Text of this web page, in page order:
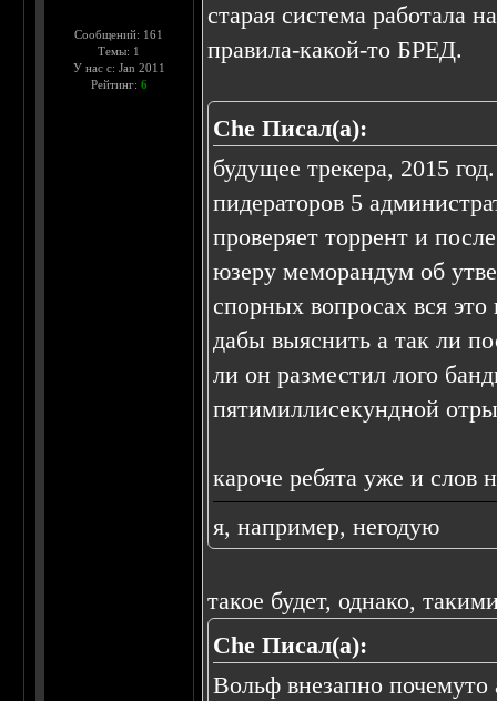
Сообщений: 161
Темы: 1
У нас с: Jan 2011
Рейтинг: 6
старая система работала
правила-какой-то БРЕД.
Che Писал(а):
будущее трекера, 2015
пидераторов 5
проверяет торрент и
юзеру меморандум об
спорных вопросах вся
дабы выяснить а так ли
ли он разместил лого
пятимиллисекундной
кароче ребята уже и слов
я, например, негодую
такое будет, однако,
Che Писал(а):
Вольф внезапно